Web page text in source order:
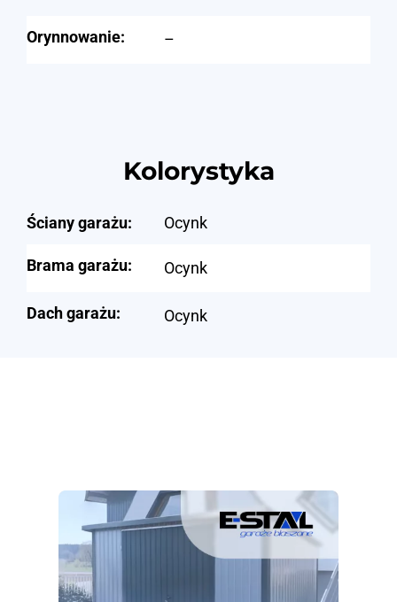
Orynnowanie: –
Kolorystyka
Ściany garażu: Ocynk
Brama garażu: Ocynk
Dach garażu: Ocynk